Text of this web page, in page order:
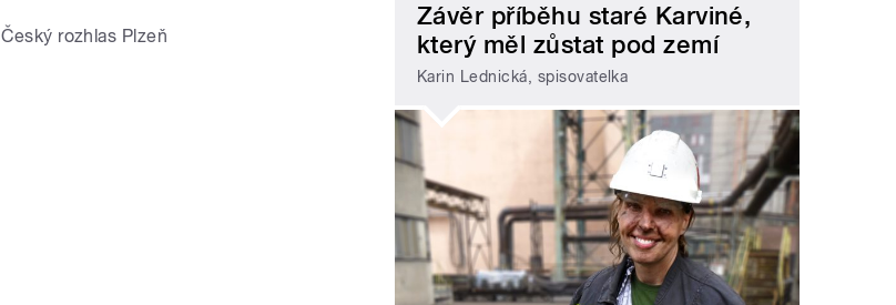
Český rozhlas Plzeň
Závěr příběhu staré Karviné,
který měl zůstat pod zemí
Karin Lednická, spisovatelka